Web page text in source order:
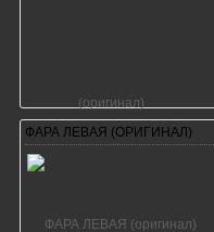
ФАРА ЛЕВАЯ (ОРИГИНАЛ)